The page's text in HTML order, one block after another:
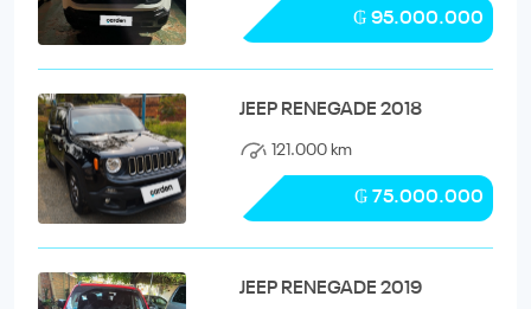
₲ 95.000.000
JEEP RENEGADE 2018
121.000 km
₲ 75.000.000
JEEP RENEGADE 2019